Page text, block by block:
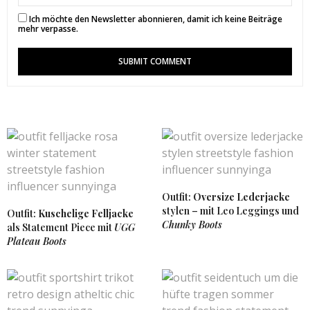
Du siehst fantastisch aus. Die lackhose is sooo cool
SUNNYINGA
11. OKTOBER 2017 UM 8:51 UHR
Danke liebste Carrie ❤
ELO CUPCAKE SAGT:
10. OKTOBER 2017 UM 23:10 UHR
Ich möchte den Newsletter abonnieren, damit ich keine Beiträge
mehr verpasse.
Outfit: Kuschelige Felljacke
als Statement Piece mit UGG
Plateau Boots
Outfit: Oversize Lederjacke
stylen – mit Leo Leggings und
Chunky Boots